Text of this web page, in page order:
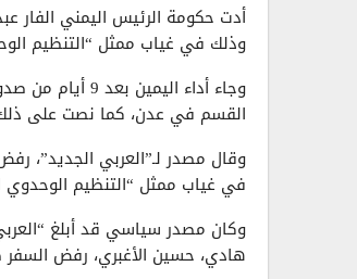
أدت حكومة الرئيس اليمني الفار
وذلك في غياب ممثل “التنظيم
وجاء أداء
القسم في عدن، كما نصت على ذلك
وقال مصدر لـ”العربي الجديد”،
في غياب ممثل “التنظيم
وكان مصدر سياسي قد أبلغ
هادي، حسين الأغبري، رفض